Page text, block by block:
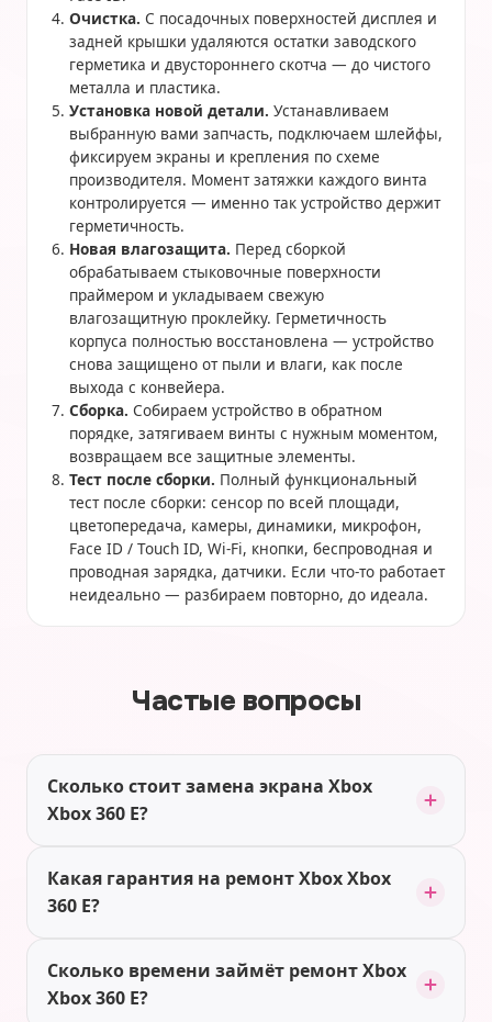
Очистка. С посадочных поверхностей дисплея и
задней крышки удаляются остатки заводского
герметика и двустороннего скотча — до чистого
металла и пластика.
Установка новой детали. Устанавливаем
выбранную вами запчасть, подключаем шлейфы,
фиксируем экраны и крепления по схеме
производителя. Момент затяжки каждого винта
контролируется — именно так устройство держит
герметичность.
Новая влагозащита. Перед сборкой
обрабатываем стыковочные поверхности
праймером и укладываем свежую
влагозащитную проклейку. Герметичность
корпуса полностью восстановлена — устройство
снова защищено от пыли и влаги, как после
выхода с конвейера.
Сборка. Собираем устройство в обратном
порядке, затягиваем винты с нужным моментом,
возвращаем все защитные элементы.
Тест после сборки. Полный функциональный
тест после сборки: сенсор по всей площади,
цветопередача, камеры, динамики, микрофон,
Face ID / Touch ID, Wi-Fi, кнопки, беспроводная и
проводная зарядка, датчики. Если что-то работает
неидеально — разбираем повторно, до идеала.
Частые вопросы
Сколько стоит замена экрана Xbox
Xbox 360 E?
Какая гарантия на ремонт Xbox Xbox
360 E?
Сколько времени займёт ремонт Xbox
Xbox 360 E?